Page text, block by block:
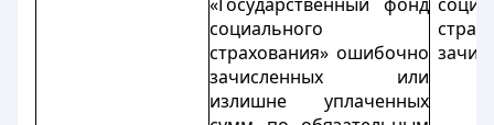
социального
страхования» ошибочно
зачисленных или
излишне уплаченных